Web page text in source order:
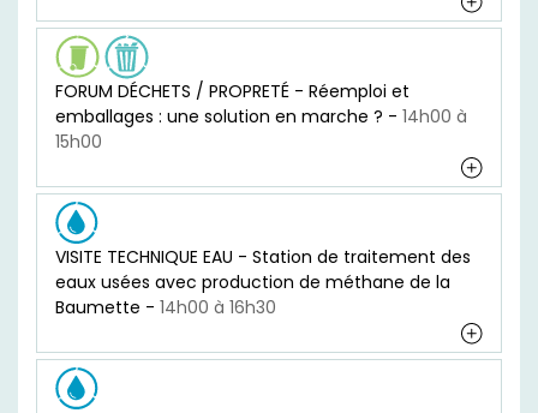
FORUM DÉCHETS / PROPRETÉ - Réemploi et
emballages : une solution en marche ? -
15h00
VISITE TECHNIQUE EAU - Station de traitement des
eaux usées avec production de méthane de la
Baumette -
14h00 à 16h30